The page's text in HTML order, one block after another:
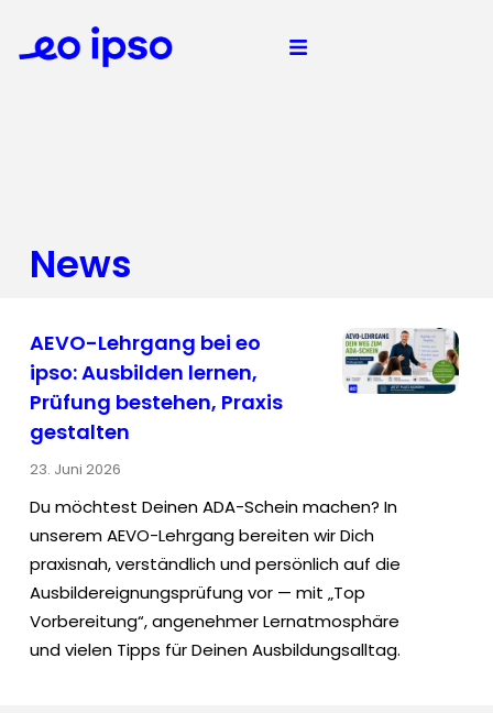
News
AEVO-Lehrgang bei eo
ipso: Ausbilden lernen,
Prüfung bestehen, Praxis
gestalten
23. Juni 2026
Du möchtest Deinen ADA-Schein machen? In
unserem AEVO-Lehrgang bereiten wir Dich
praxisnah, verständlich und persönlich auf die
Ausbildereignungsprüfung vor — mit „Top
Vorbereitung“, angenehmer Lernatmosphäre
und vielen Tipps für Deinen Ausbildungsalltag.